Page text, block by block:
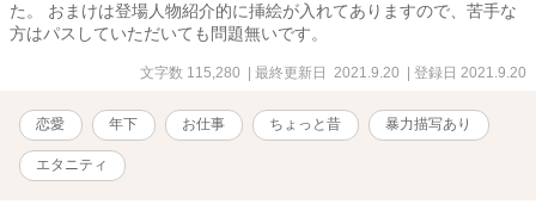
た。 おまけは登場人物紹介的に挿絵が入れてありますので、苦手な
方はパスしていただいても問題無いです。
文字数 115,280 | 最終更新日 2021.9.20 | 登録日 2021.9.20
恋愛 年下 お仕事 ちょっと昔 暴力描写あり
エタニティ